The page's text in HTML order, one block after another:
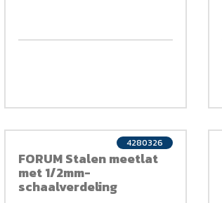
FORUM Stalen meetlat
met 1/2mm-
schaalverdeling
4280326